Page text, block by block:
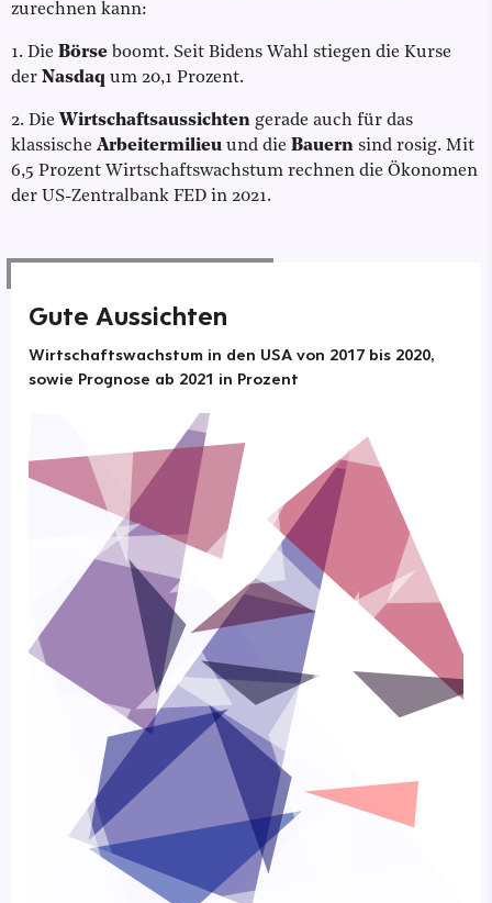
zurechnen kann:
1. Die Börse boomt. Seit Bidens Wahl stiegen die Kurse
der Nasdaq um 20,1 Prozent.
2. Die Wirtschaftsaussichten gerade auch für das
klassische Arbeitermilieu und die Bauern sind rosig. Mit
6,5 Prozent Wirtschaftswachstum rechnen die Ökonomen
der US-Zentralbank FED in 2021.
Gute Aussichten
Wirtschaftswachstum in den USA von 2017 bis 2020,
sowie Prognose ab 2021 in Prozent